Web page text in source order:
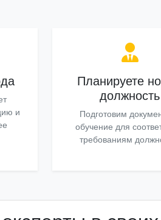
и
Планируете
должность
Подготовим
обучение для
требованиям